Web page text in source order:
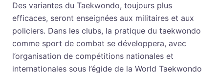
Des variantes du Taekwondo, toujours plus
efficaces, seront enseignées aux militaires et aux
policiers. Dans les clubs, la pratique du taekwondo
comme sport de combat se développera, avec
l’organisation de compétitions nationales et
internationales sous l’égide de la World Taekwondo